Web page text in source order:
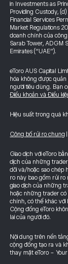
in Investments as
Providing Custody,
Financial Services
Market Regulations
doanh chính của
Sarab Tower, ADGM
Emirates (“UAE”).
eToro AUS Capital
hóa không được
người tiêu dùng. Bạn
Điều khoản và Điều
Hiệu suất trong quá
Công bố rủi ro chung
Giao dịch với eToro
dịch của những
dõi và/hoặc sao chép
ro này bao gồm rủi ro
giao dịch của những
hoặc những trader
chính, có thể khác
Cộng đồng eToro
lai của người đó.
Nội dung trên nền
cộng đồng tạo ra và
thay mặt eToro -